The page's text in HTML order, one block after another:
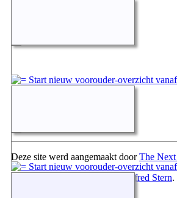
Deze site werd aangemaakt doorThe
Alfred Stern.